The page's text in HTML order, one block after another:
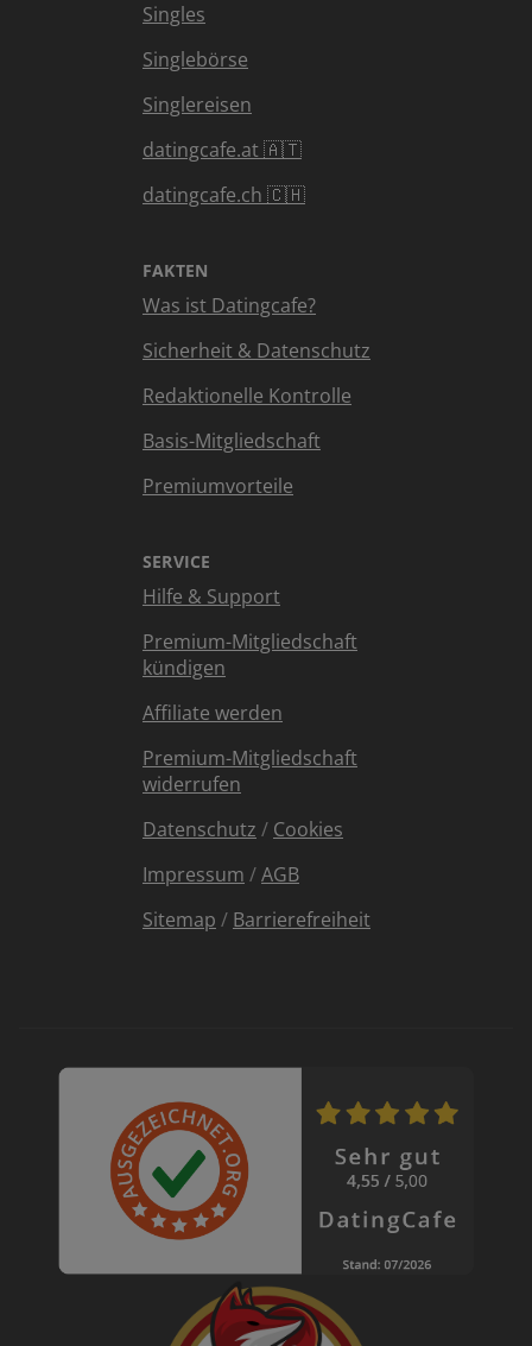
Singles
Singlebörse
Singlereisen
datingcafe.at 🇦🇹
datingcafe.ch 🇨🇭
FAKTEN
Was ist Datingcafe?
Sicherheit & Datenschutz
Redaktionelle Kontrolle
Basis-Mitgliedschaft
Premiumvorteile
SERVICE
Hilfe & Support
Premium-Mitgliedschaft
kündigen
Affiliate werden
Premium-Mitgliedschaft
widerrufen
Datenschutz / Cookies
Impressum /AGB
Sitemap / Barrierefreiheit